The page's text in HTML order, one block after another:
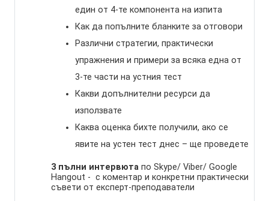
един от 4-те компонента на изпита
Как да попълните бланките за отговори
Различни стратегии, практически
упражнения и примери за всяка една от
3-те части на устния тест
Какви допълнителни ресурси да
използвате
Каква оценка бихте получили, ако се
явите на устен тест днес – ще проведете
3 пълни интервюта по Skype/ Viber/ Google
Hangout - с коментар и конкретни практически
съвети от експерт-преподаватели